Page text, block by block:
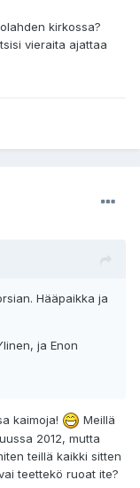
kirkossa?
vieraita ajattaa
Hääpaikka ja
ja Enon
kaimoja!
Meillä
2012, mutta
teillä kaikki sitten
teettekö ruoat ite?